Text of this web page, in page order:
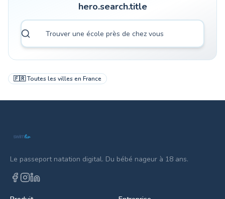
hero.search.title
🇫🇷Toutes les villes en France
Le passeport natation digital. Du bébé nageur à 18 ans.